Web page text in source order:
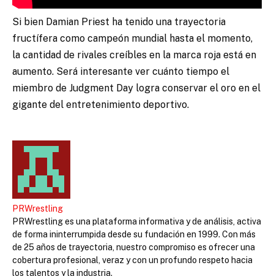
Si bien Damian Priest ha tenido una trayectoria
fructífera como campeón mundial hasta el momento,
la cantidad de rivales creíbles en la marca roja está en
aumento. Será interesante ver cuánto tiempo el
miembro de Judgment Day logra conservar el oro en el
gigante del entretenimiento deportivo.
PRWrestling
PRWrestling es una plataforma informativa y de análisis, activa
de forma ininterrumpida desde su fundación en 1999. Con más
de 25 años de trayectoria, nuestro compromiso es ofrecer una
cobertura profesional, veraz y con un profundo respeto hacia
los talentos y la industria.